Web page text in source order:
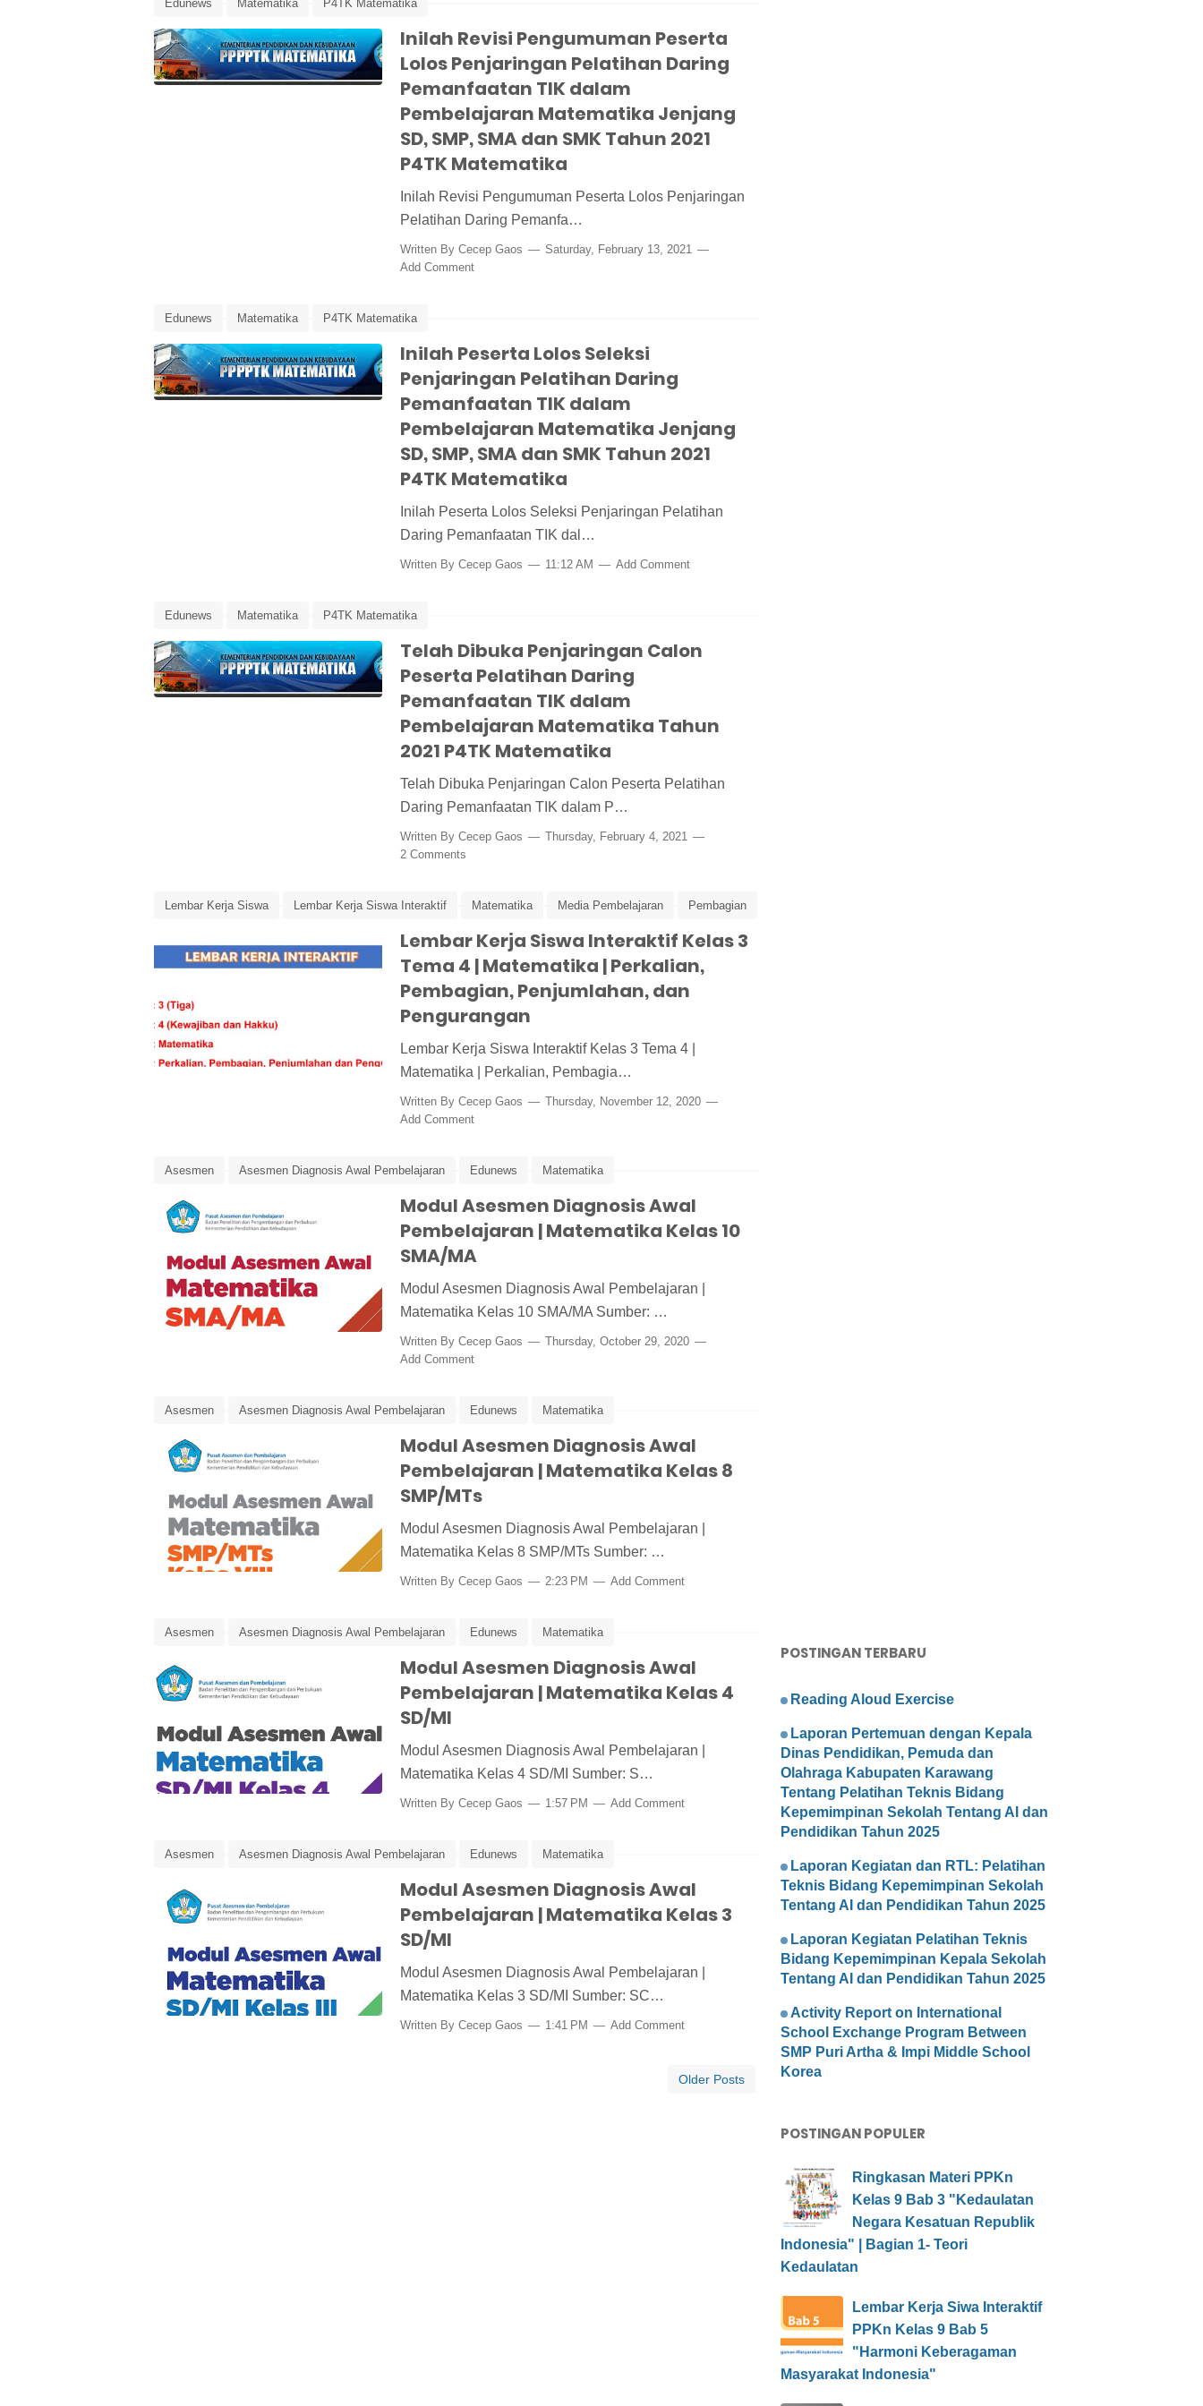
Edunews Matematika P4TK Matematika
Pelatihan Daring Pemanfaatan TIK dalam Pembelajaran Matematika Tahun 2021
Pelatihan Pemanfaatan TIK Revisi Pengumuman
Inilah Revisi Pengumuman Peserta
Lolos Penjaringan Pelatihan Daring
Pemanfaatan TIK dalam
Pembelajaran Matematika Jenjang
SD, SMP, SMA dan SMK Tahun 2021
P4TK Matematika
Inilah Revisi Pengumuman Peserta Lolos Penjaringan
Pelatihan Daring Pemanfa…
Written By Cecep Gaos
Saturday, February 13, 2021
Add Comment
Edunews Matematika P4TK Matematika
Pelatihan Daring Pemanfaatan TIK dalam Pembelajaran Matematika Tahun 2021
Pelatihan Pemanfaatan TIK Pengumuman
Inilah Peserta Lolos Seleksi
Penjaringan Pelatihan Daring
Pemanfaatan TIK dalam
Pembelajaran Matematika Jenjang
SD, SMP, SMA dan SMK Tahun 2021
P4TK Matematika
Inilah Peserta Lolos Seleksi Penjaringan Pelatihan
Daring Pemanfaatan TIK dal…
Written By Cecep Gaos 11:12 AM Add Comment
Edunews Matematika P4TK Matematika
Pelatihan Daring Pemanfaatan TIK dalam Pembelajaran Matematika Tahun 2021
Pelatihan Pemanfaatan TIK
Telah Dibuka Penjaringan Calon
Peserta Pelatihan Daring
Pemanfaatan TIK dalam
Pembelajaran Matematika Tahun
2021 P4TK Matematika
Telah Dibuka Penjaringan Calon Peserta Pelatihan
Daring Pemanfaatan TIK dalam P…
Written By Cecep Gaos
Thursday, February 4, 2021
2 Comments
Lembar Kerja Siswa Lembar Kerja Siswa Interaktif Matematika Media Pembelajaran Pembagian
Tematik Kelas 3
Lembar Kerja Siswa Interaktif Kelas 3
Tema 4 | Matematika | Perkalian,
Pembagian, Penjumlahan, dan
Pengurangan
Lembar Kerja Siswa Interaktif Kelas 3 Tema 4 |
Matematika | Perkalian, Pembagia…
Written By Cecep Gaos
Thursday, November 12, 2020
Add Comment
Asesmen Asesmen Diagnosis Awal Pembelajaran Edunews Matematika
Matematika Kelas 10 SMA/MA Pusat Asesmen dan Pembelajaran
Modul Asesmen Diagnosis Awal
Pembelajaran | Matematika Kelas 10
SMA/MA
Modul Asesmen Diagnosis Awal Pembelajaran |
Matematika Kelas 10 SMA/MA Sumber: …
Written By Cecep Gaos
Thursday, October 29, 2020
Add Comment
Asesmen Asesmen Diagnosis Awal Pembelajaran Edunews Matematika
Matematika Kelas 8 SMP/MTs Pusat Asesmen dan Pembelajaran
Modul Asesmen Diagnosis Awal
Pembelajaran | Matematika Kelas 8
SMP/MTs
Modul Asesmen Diagnosis Awal Pembelajaran |
Matematika Kelas 8 SMP/MTs Sumber: …
Written By Cecep Gaos 2:23 PM Add Comment
Asesmen Asesmen Diagnosis Awal Pembelajaran Edunews Matematika
Matematika Kelas 4 SD/MI Pusat Asesmen dan Pembelajaran
Modul Asesmen Diagnosis Awal
Pembelajaran | Matematika Kelas 4
SD/MI
Modul Asesmen Diagnosis Awal Pembelajaran |
Matematika Kelas 4 SD/MI Sumber: S…
Written By Cecep Gaos 1:57 PM Add Comment
Asesmen Asesmen Diagnosis Awal Pembelajaran Edunews Matematika
Pusat Asesmen dan Pembelajaran
Modul Asesmen Diagnosis Awal
Pembelajaran | Matematika Kelas 3
SD/MI
Modul Asesmen Diagnosis Awal Pembelajaran |
Matematika Kelas 3 SD/MI Sumber: SC…
Written By Cecep Gaos 1:41 PM Add Comment
Older Posts
POSTINGAN TERBARU
Reading Aloud Exercise
Laporan Pertemuan dengan Kepala
Dinas Pendidikan, Pemuda dan
Olahraga Kabupaten Karawang
Tentang Pelatihan Teknis Bidang
Kepemimpinan Sekolah Tentang AI dan
Pendidikan Tahun 2025
Laporan Kegiatan dan RTL: Pelatihan
Teknis Bidang Kepemimpinan Sekolah
Tentang AI dan Pendidikan Tahun 2025
Laporan Kegiatan Pelatihan Teknis
Bidang Kepemimpinan Kepala Sekolah
Tentang AI dan Pendidikan Tahun 2025
Activity Report on International
School Exchange Program Between
SMP Puri Artha & Impi Middle School
Korea
POSTINGAN POPULER
Ringkasan Materi PPKn
Kelas 9 Bab 3 "Kedaulatan
Negara Kesatuan Republik
Indonesia" | Bagian 1- Teori
Kedaulatan
Lembar Kerja Siwa Interaktif
PPKn Kelas 9 Bab 5
"Harmoni Keberagaman
Masyarakat Indonesia"